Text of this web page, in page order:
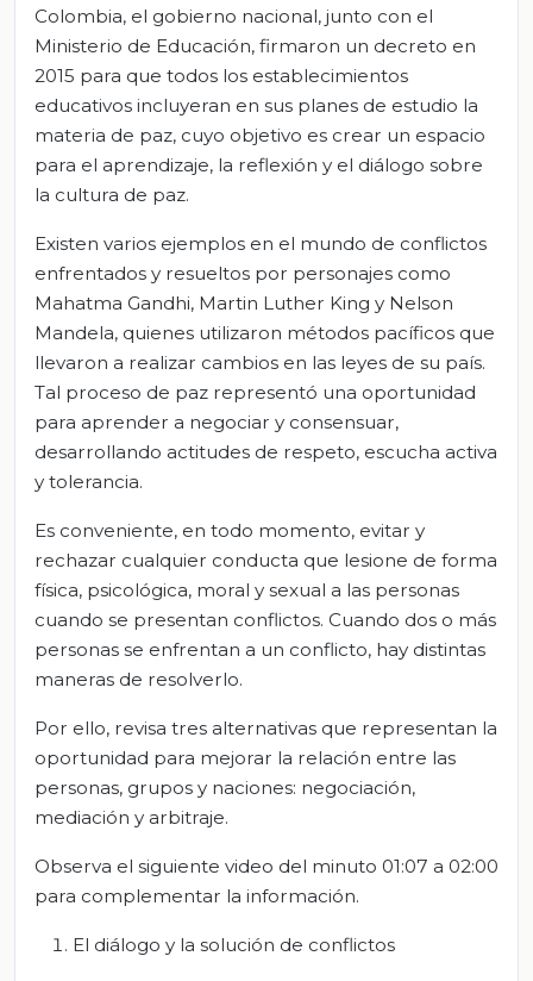
Colombia, el gobierno nacional, junto con el
Ministerio de Educación, firmaron un decreto en
2015 para que todos los establecimientos
educativos incluyeran en sus planes de estudio la
materia de paz, cuyo objetivo es crear un espacio
para el aprendizaje, la reflexión y el diálogo sobre
la cultura de paz.
Existen varios ejemplos en el mundo de conflictos
enfrentados y resueltos por personajes como
Mahatma Gandhi, Martin Luther King y Nelson
Mandela, quienes utilizaron métodos pacíficos que
llevaron a realizar cambios en las leyes de su país.
Tal proceso de paz representó una oportunidad
para aprender a negociar y consensuar,
desarrollando actitudes de respeto, escucha activa
y tolerancia.
Es conveniente, en todo momento, evitar y
rechazar cualquier conducta que lesione de forma
física, psicológica, moral y sexual a las personas
cuando se presentan conflictos. Cuando dos o más
personas se enfrentan a un conflicto, hay distintas
maneras de resolverlo.
Por ello, revisa tres alternativas que representan la
oportunidad para mejorar la relación entre las
personas, grupos y naciones: negociación,
mediación y arbitraje.
Observa el siguiente video del minuto 01:07 a 02:00
para complementar la información.
El diálogo y la solución de conflictos